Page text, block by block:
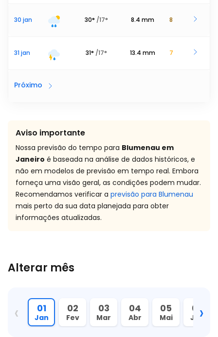
30 jan 30° /17° 8.4 mm 8
31 jan 31° /17° 13.4 mm 7
Próximo
Aviso importante
Nossa previsão do tempo para Blumenau em
Janeiro é baseada na análise de dados históricos, e
não em modelos de previsão em tempo real. Embora
forneça uma visão geral, as condições podem mudar.
Recomendamos verificar a previsão para Blumenau
mais perto da sua data planejada para obter
informações atualizadas.
Alterar mês
‹ 01
Jan
02
Fev
03
Mar
04
Abr
05
Mai
06
Jun
›